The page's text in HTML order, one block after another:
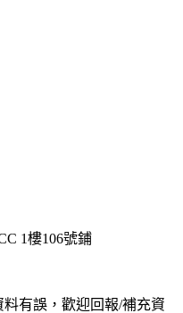
1樓106號鋪
有誤，歡迎回報/補充資